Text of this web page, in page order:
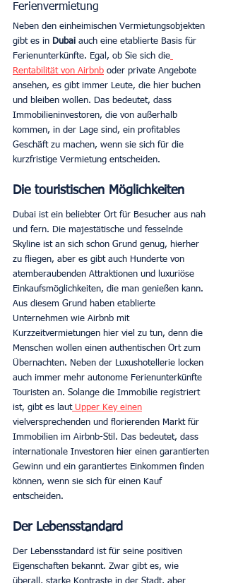
Ferienvermietung
Neben den einheimischen Vermietungsobjekten
gibt es in Dubai auch eine etablierte Basis für
Ferienunterkünfte. Egal, ob Sie sich die
Rentabilität von Airbnb oder private Angebote
ansehen, es gibt immer Leute, die hier buchen
und bleiben wollen. Das bedeutet, dass
Immobilieninvestoren, die von außerhalb
kommen, in der Lage sind, ein profitables
Geschäft zu machen, wenn sie sich für die
kurzfristige Vermietung entscheiden.
Die touristischen Möglichkeiten
Dubai ist ein beliebter Ort für Besucher aus nah
und fern. Die majestätische und fesselnde
Skyline ist an sich schon Grund genug, hierher
zu fliegen, aber es gibt auch Hunderte von
atemberaubenden Attraktionen und luxuriöse
Einkaufsmöglichkeiten, die man genießen kann.
Aus diesem Grund haben etablierte
Unternehmen wie Airbnb mit
Kurzzeitvermietungen hier viel zu tun, denn die
Menschen wollen einen authentischen Ort zum
Übernachten. Neben der Luxushotellerie locken
auch immer mehr autonome Ferienunterkünfte
Touristen an. Solange die Immobilie registriert
ist, gibt es laut Upper Key einen
vielversprechenden und florierenden Markt für
Immobilien im Airbnb-Stil. Das bedeutet, dass
internationale Investoren hier einen garantierten
Gewinn und ein garantiertes Einkommen finden
können, wenn sie sich für einen Kauf
entscheiden.
Der Lebensstandard
Der Lebensstandard ist für seine positiven
Eigenschaften bekannt. Zwar gibt es, wie
überall, starke Kontraste in der Stadt, aber